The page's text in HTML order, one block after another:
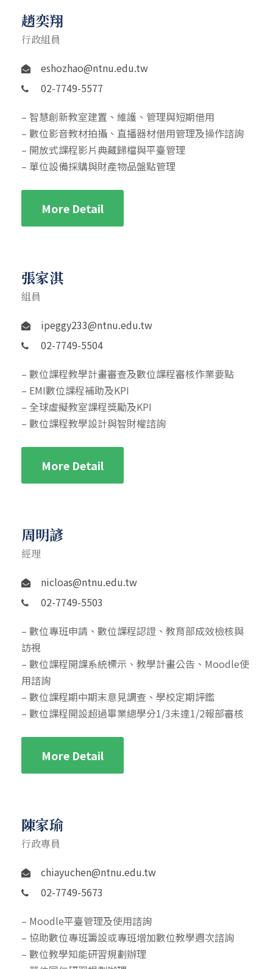
趙奕翔
行政組員
eshozhao@ntnu.edu.tw
02-7749-5577
– 智慧創新教室建置、維護、管理與短期借用
– 數位影音教材拍攝、直播器材借用管理及操作諮詢
– 開放式課程影片典藏歸檔與平臺管理
– 單位設備採購與財產物品盤點管理
More Detail
張家淇
組員
ipeggy233@ntnu.edu.tw
02-7749-5504
– 數位課程教學計畫審查及數位課程審核作業要點
– EMI數位課程補助及KPI
– 全球虛擬教室課程獎勵及KPI
– 數位課程教學設計與智財權諮詢
More Detail
周明諺
經理
nicloas@ntnu.edu.tw
02-7749-5503
– 數位專班申請、數位課程認證、教育部成效檢核與
訪視
– 數位課程開課系統標示、教學計畫公告、Moodle使
用諮詢
– 數位課程期中期末意見調查、學校定期評鑑
– 數位課程開設超過畢業總學分1/3未達1/2報部審核
More Detail
陳家瑜
行政專員
chiayuchen@ntnu.edu.tw
02-7749-5673
– Moodle平臺管理及使用諮詢
– 協助數位專班籌設或專班增加數位教學週次諮詢
– 數位教學知能研習規劃辦理